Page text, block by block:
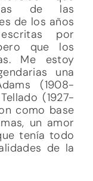
de las
de los años
por
que los
Me estoy
una
(1908-
(1927-
como base
un amor
tenía todo
de la